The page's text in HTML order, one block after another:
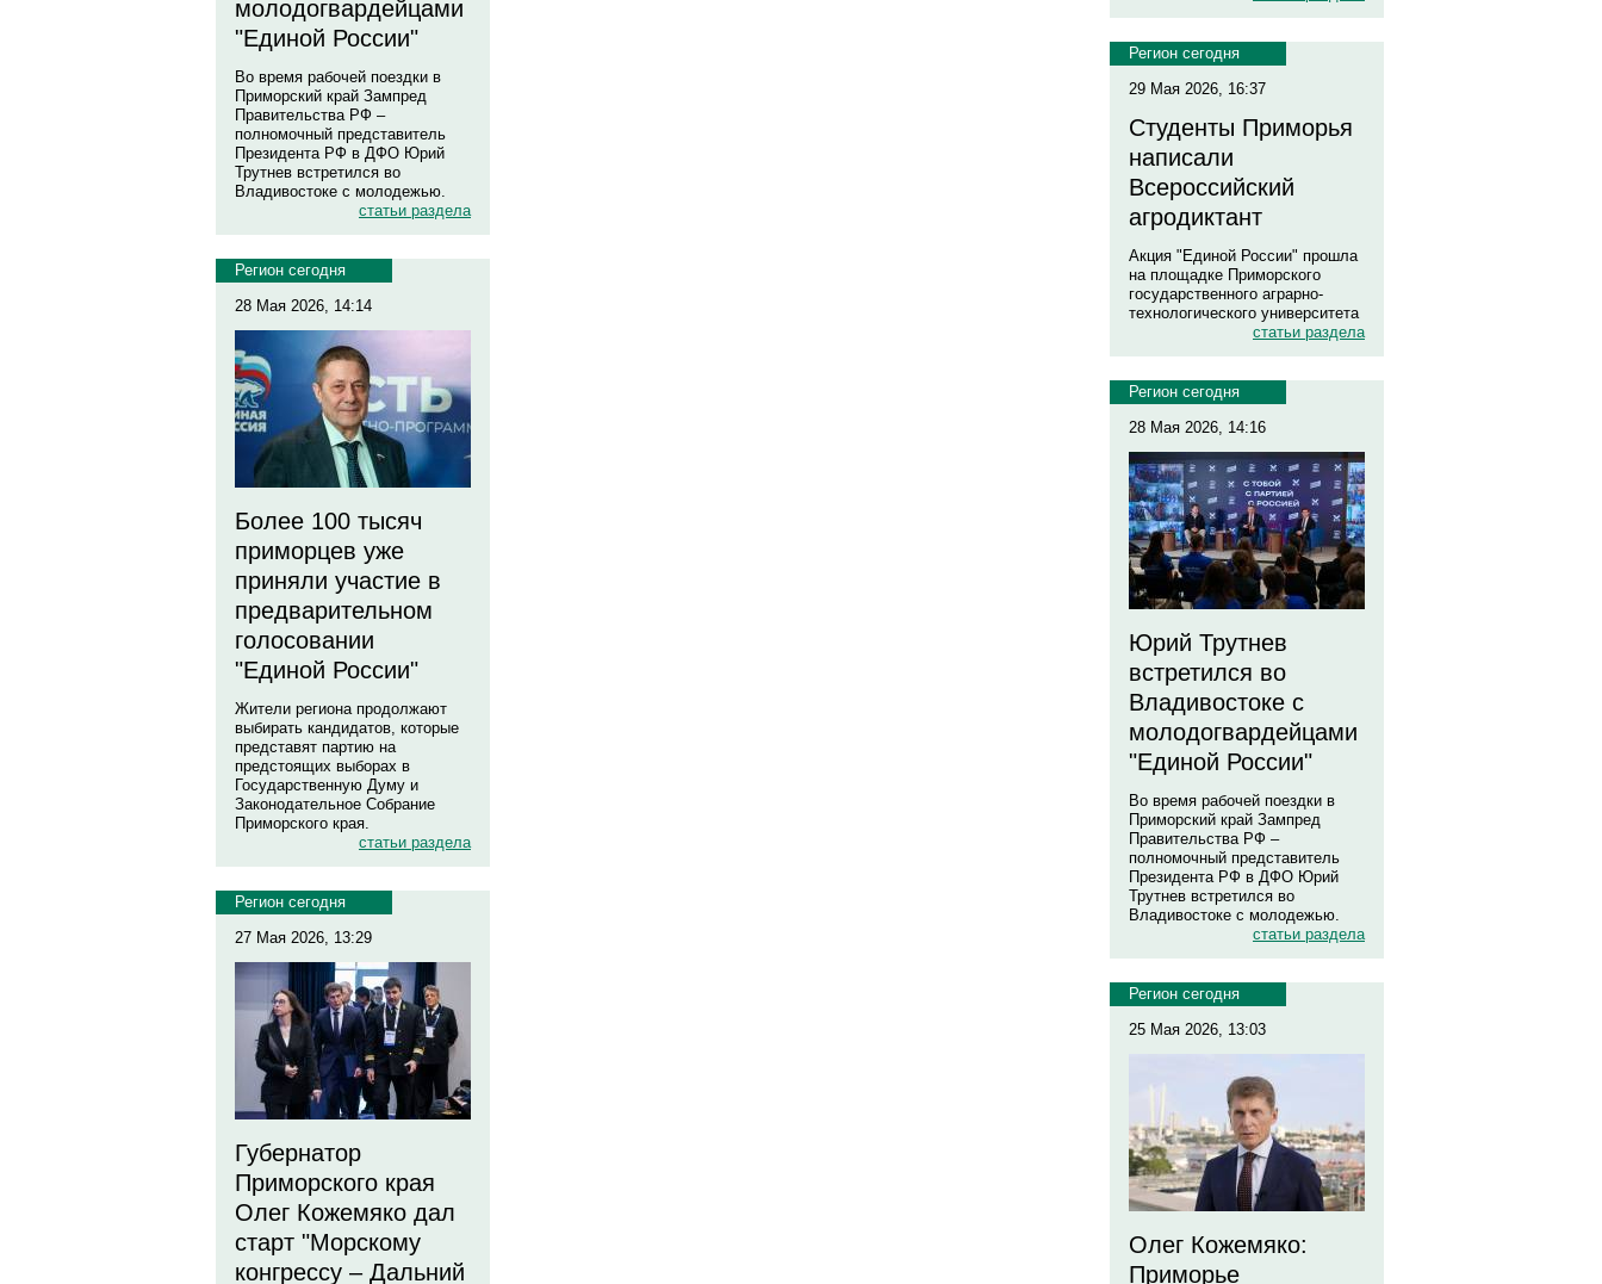
молодогвардейцами
"Единой России"
Во время рабочей поездки в
Приморский край Зампред
Правительства РФ –
полномочный представитель
Президента РФ в ДФО Юрий
Трутнев встретился во
Владивостоке с молодежью.
статьи раздела
Регион сегодня
28 Мая 2026, 14:14
Более 100 тысяч
приморцев уже
приняли участие в
предварительном
голосовании
"Единой России"
Жители региона продолжают
выбирать кандидатов, которые
представят партию на
предстоящих выборах в
Государственную Думу и
Законодательное Собрание
Приморского края.
статьи раздела
Регион сегодня
27 Мая 2026, 13:29
Губернатор
Приморского края
Олег Кожемяко дал
старт "Морскому
конгрессу – Дальний
Регион сегодня
29 Мая 2026, 16:37
Студенты Приморья
написали
Всероссийский
агродиктант
Акция "Единой России" прошла
на площадке Приморского
государственного аграрно-
технологического университета
статьи раздела
Регион сегодня
28 Мая 2026, 14:16
Юрий Трутнев
встретился во
Владивостоке с
молодогвардейцами
"Единой России"
Во время рабочей поездки в
Приморский край Зампред
Правительства РФ –
полномочный представитель
Президента РФ в ДФО Юрий
Трутнев встретился во
Владивостоке с молодежью.
статьи раздела
Регион сегодня
25 Мая 2026, 13:03
Олег Кожемяко:
Приморье